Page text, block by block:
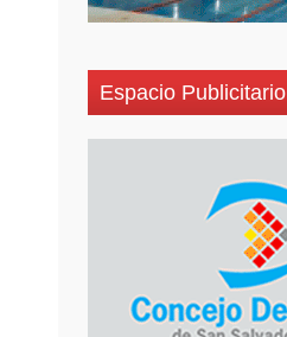
Espacio Publicitario